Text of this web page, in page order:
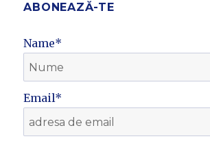
ABONEAZĂ-TE
Name*
Email*